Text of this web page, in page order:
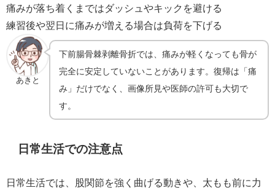
痛みが落ち着くまではダッシュやキックを避ける
練習後や翌日に痛みが増える場合は負荷を下げる
あきと
下前腸骨棘剥離骨折では、痛みが軽くなっても骨が
完全に安定していないことがあります。復帰は「痛
み」だけでなく、画像所見や医師の許可も大切で
す。
日常生活での注意点
日常生活では、股関節を強く曲げる動きや、太もも前に力